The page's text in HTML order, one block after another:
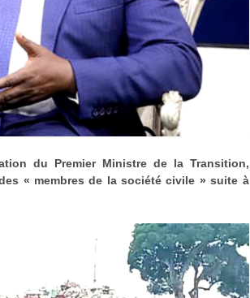
du Premier Ministre de la Transition,
« membres de la société civile » suite à